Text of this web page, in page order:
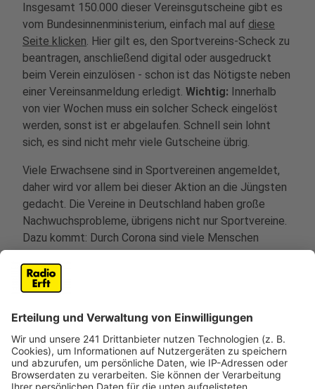
Insgesamt 150.000 dieser Vereinsgutscheine gibt es
vom Bundesinnenministerium, einfach mal auf diese
Seite klicken. Hier gilt es, den Sportvereins-Scheck zu
beantragen, anschließend digital oder ausgedruckt
beim Verein einzulösen - schon ist das Nötigste neben
einer Vereinsanmeldung erledigt. Wichtig: Innerhalb
von vier Wochen muss ein solcher Scheck eingelöst
werden, sonst ist er abgelaufen. Schnell sein lohnt
sich, es sind nicht mehr viele Gutscheine übrig.
Viele Erwachsene sind in Sportvereinen angemeldet,
daher wird vor allem bei dieser Aktion an die Jüngsten
gedacht. Die Vereine in Deutschland haben große
Nachwuchsprobleme, übrigens nicht nur Sportvereine.
Dazu kommt: Durch Corona sind viele Menschen
ausgetreten, weil es eben keine sportlichen
(Team-)Aktivitäten gegeben hat. Aufgrund der
Pandemie sind viele Menschen, insbesondere Kinder,
Bundesregierung und vor allem Innen- und
Sportministerin Nancy Faeser (SPD) will diesen Trends
entgegenwirken: "Wir wollen, dass die Vereine wieder
neue Mitglieder gewinnen. Denn der Sport hilft gerade